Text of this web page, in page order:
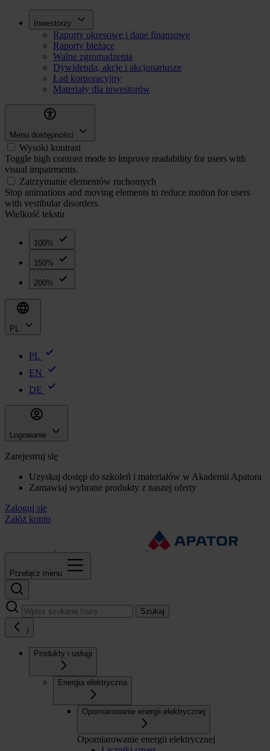
Inwestorzy
Raporty okresowe i dane finansowe
Raporty bieżące
Walne zgromadzenia
Dywidenda, akcje i akcjonariusze
Ład korporacyjny
Materiały dla inwestorów
Menu dostępności
Wysoki kontrast
Toggle high contrast mode to improve readability for users with
visual impairments.
Zatrzymanie elementów ruchomych
Stop animations and moving elements to reduce motion for users
with vestibular disorders.
Wielkość tekstu
100%
150%
200%
PL
PL
EN
DE
Logowanie
Zarejestruj się
Uzyskaj dostęp do szkoleń i materiałów w Akademii Apatora
Zamawiaj wybrane produkty z naszej oferty
Zaloguj się
Załóż konto
Przełącz menu
Szukaj
/
Produkty i usługi
Energia elektryczna
Opomiarowanie energii elektrycznej
Opomiarowanie energii elektrycznej